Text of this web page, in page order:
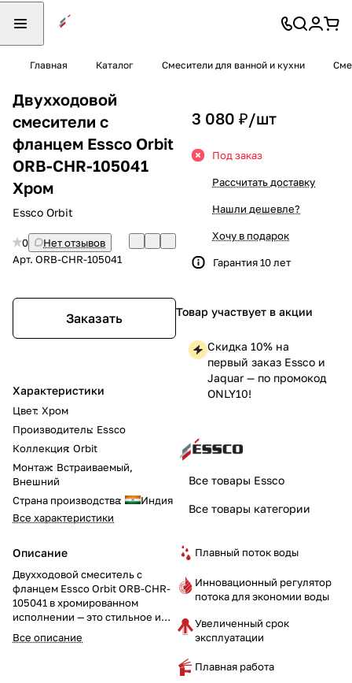
Главная Каталог Смесители для ванной и кухни
Двухходовой
смесители с
фланцем Essco Orbit
ORB-CHR-105041
Хром
Essco Orbit
0
Нет отзывов
Арт. ORB-CHR-105041
Заказать
Характеристики
Цвет: Хром
Производитель: Essco
Коллекция: Orbit
Монтаж: Встраиваемый,
Внешний
Страна производства:
Индия
Все характеристики
Описание
Двухходовой смеситель с
фланцем Essco Orbit ORB-CHR-
105041 в хромированном
исполнении — это стильное и
практичное решение для вашей
ванной комнаты. Современный
Все описание
3 080 ₽/шт
Под заказ
Рассчитать доставку
Нашли дешевле?
Хочу в подарок
Гарантия 10 лет
Товар участвует в акции
Скидка 10% на
первый заказ Essco и
Jaquar — по промокод
ONLY10!
Все товары Essco
Все товары категории
Плавный поток воды
Инновационный регулятор
потока для экономии воды
Увеличенный срок
эксплуатации
Плавная работа